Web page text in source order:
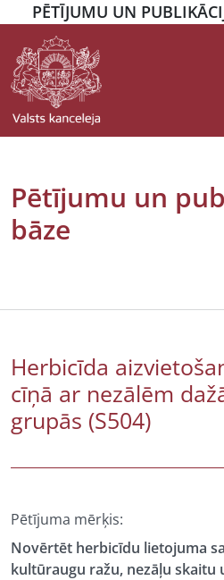
PĒTĪJUMU UN
Pētījumu un
bāze
Herbicīda
cīņā ar nezālēm
grupās (S504)
Pētījuma mērķis:
Novērtēt herbicīdu lietojuma
kultūraugu ražu, nezāļu skaitu